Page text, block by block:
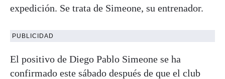
expedición. Se trata de Simeone, su entrenador.
PUBLICIDAD
El positivo de Diego Pablo Simeone se ha
confirmado este sábado después de que el club